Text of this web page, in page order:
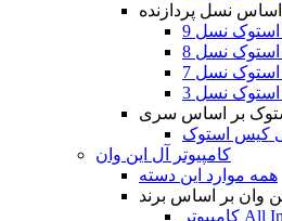
نسل پردازنده
نسل 9
نسل 8
نسل 7
نسل 3
بر اساس سری
کامپیوتر آل این وان
همه موارد این دسته
وان بر اساس برند